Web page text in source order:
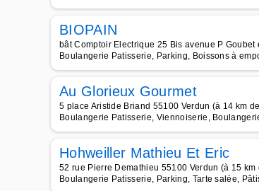
BIOPAIN
bât Comptoir Electrique 25 Bis avenue P
Boulangerie Patisserie, Parking, Boissons à
Au Glorieux Gourmet
5 place Aristide Briand 55100 Verdun (à 14 km
Boulangerie Patisserie, Viennoiserie,
Hohweiller Mathieu Et Eric
52 rue Pierre Demathieu 55100 Verdun (à 15 km
Boulangerie Patisserie, Parking, Tarte salée,